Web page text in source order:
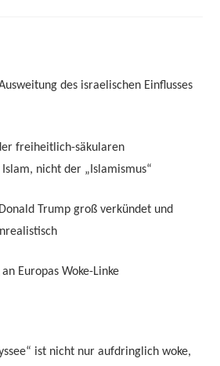
des israelischen Einflusses
freiheitlich-säkularen
nicht der „Islamismus“
Trump groß verkündet und
Europas Woke-Linke
ist nicht nur aufdringlich woke,